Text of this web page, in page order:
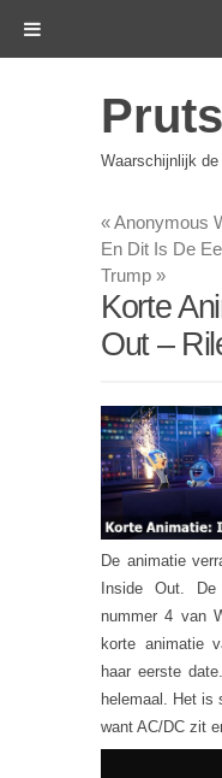
Waarschijnlijk
«Anonymous
En Dit Is De
Trump »
Korte
Out –
De animatie
Inside Out.
nummer 4 van
korte animatie
haar eerste
helemaal. Het is
want AC/DC zit